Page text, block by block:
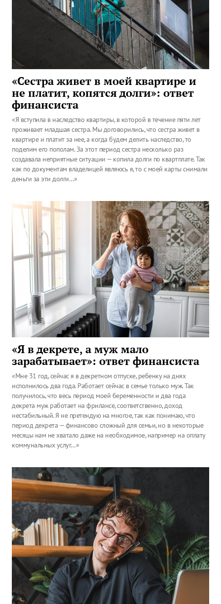
«Сестра живет в моей квартире и
не платит, копятся долги»: ответ
финансиста
«Я вступила в наследство квартиры, в которой в течение пяти лет
проживает младшая сестра. Мы договорились, что сестра живет в
квартире и платит за нее, а когда будем делить наследство, то
поделим его пополам. За этот период сестра несколько раз
создавала неприятные ситуации — копила долги по квартплате. Так
как по документам владелицей являюсь я, то с моей карты снимали
деньги за эти долги…»
«Я в декрете, а муж мало
зарабатывает»: ответ финансиста
«Мне 31 год, сейчас я в декретном отпуске, ребенку на днях
исполнилось два года. Работает сейчас в семье только муж. Так
получилось, что весь период моей беременности и два года
декрета муж работает на фрилансе, соответственно, доход
нестабильный. Я не претендую на многое, так как понимаю, что
период декрета — финансово сложный для семьи, но в некоторые
месяцы нам не хватало даже на необходимое, например на оплату
коммунальных услуг…»